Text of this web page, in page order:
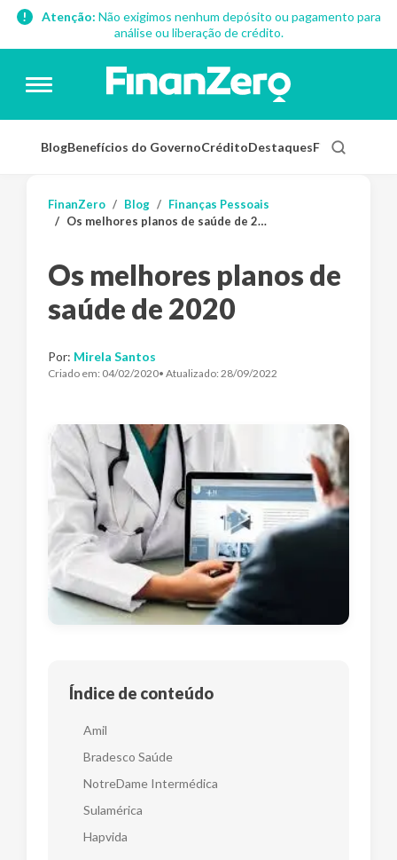
Atenção: Não exigimos nenhum depósito ou pagamento para
análise ou liberação de crédito.
BlogBenefícios do GovernoCréditoDestaquesFinanças
FinanZero Blog
Finanças Pessoais
Os melhores planos de saúde de 2020
Os melhores planos de
saúde de 2020
Por: Mirela Santos
Criado em: 04/02/2020• Atualizado: 28/09/2022
Índice de conteúdo
Amil
Bradesco Saúde
NotreDame Intermédica
Sulamérica
Hapvida